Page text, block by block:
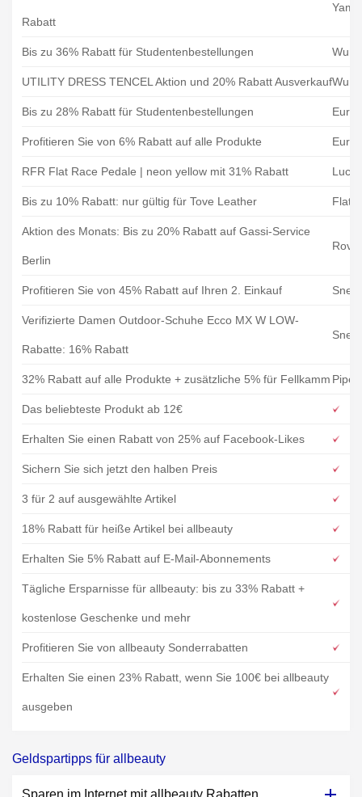
Rabatt
Bis zu 36% Rabatt für Studentenbestellungen
UTILITY DRESS TENCEL Aktion und 20% Rabatt Ausverkauf
Bis zu 28% Rabatt für Studentenbestellungen
Profitieren Sie von 6% Rabatt auf alle Produkte
RFR Flat Race Pedale | neon yellow mit 31% Rabatt
Bis zu 10% Rabatt: nur gültig für Tove Leather
Aktion des Monats: Bis zu 20% Rabatt auf Gassi-Service
Berlin
Rover
Profitieren Sie von 45% Rabatt auf Ihren 2. Einkauf
Verifizierte Damen Outdoor-Schuhe Ecco MX W LOW-
Rabatte: 16% Rabatt
32% Rabatt auf alle Produkte + zusätzliche 5% für Fellkamm
Das beliebteste Produkt ab 12€
Erhalten Sie einen Rabatt von 25% auf Facebook-Likes
Sichern Sie sich jetzt den halben Preis
3 für 2 auf ausgewählte Artikel
18% Rabatt für heiße Artikel bei allbeauty
Erhalten Sie 5% Rabatt auf E-Mail-Abonnements
Tägliche Ersparnisse für allbeauty: bis zu 33% Rabatt +
kostenlose Geschenke und mehr
Profitieren Sie von allbeauty Sonderrabatten
Erhalten Sie einen 23% Rabatt, wenn Sie 100€ bei allbeauty
ausgeben
Geldspartipps für allbeauty
Sparen im Internet mit allbeauty Rabatten